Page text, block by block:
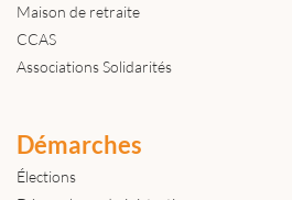
Maison de retraite
CCAS
Associations Solidarités
Démarches
Élections